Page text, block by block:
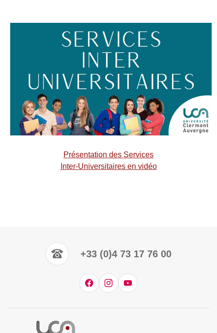
Présentation des Services
Inter-Universitaires en vidéo
+33 (0)4 73 17 76 00